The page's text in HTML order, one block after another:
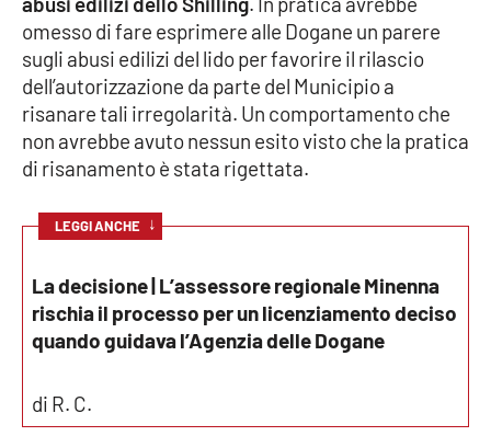
Parchi Marini Calabria
Leggendo Alvaro insieme
Imprese Di Calabria
STREAMING
omesso di fare esprimere alle Dogane un parere
sugli abusi edilizi del lido per favorire il rilascio
dell’autorizzazione da parte del Municipio a
risanare tali irregolarità. Un comportamento che
non avrebbe avuto nessun esito visto che la pratica
di risanamento è stata rigettata.
LEGGI ANCHE ↓
La decisione | L’assessore regionale Minenna
rischia il processo per un licenziamento deciso
quando guidava l’Agenzia delle Dogane
di R. C.